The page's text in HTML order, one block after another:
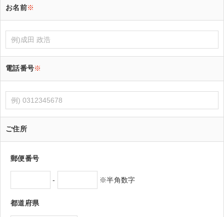
お名前※
電話番号※
ご住所
郵便番号
- ※半角数字
都道府県